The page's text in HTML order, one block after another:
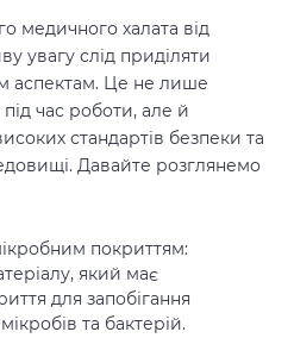
медичного халата від
увагу слід приділяти
аспектам. Це не лише
час роботи, але й
стандартів безпеки та
Давайте розглянемо
покриттям:
який має
для запобігання
та бактерій.